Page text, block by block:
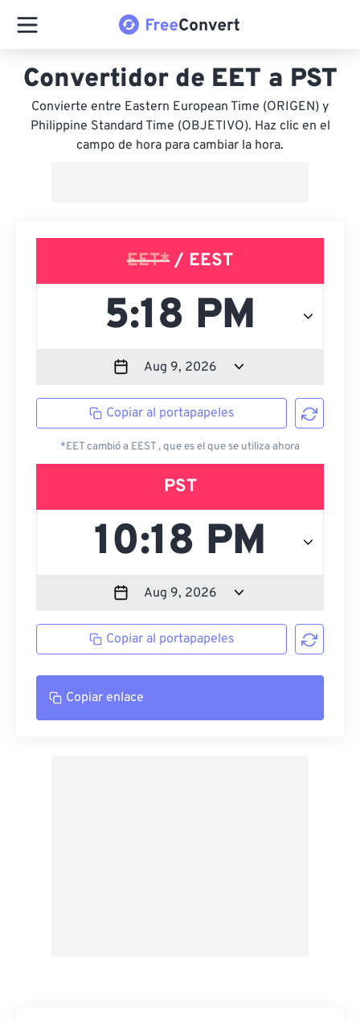
Convertidor de EET a PST
Convierte entre Eastern European Time (ORIGEN) y
Philippine Standard Time (OBJETIVO). Haz clic en el
campo de hora para cambiar la hora.
EET* / EEST
Copiar al portapapeles
*EET cambió a EEST , que es el que se utiliza ahora
PST
Copiar al portapapeles
Copiar enlace